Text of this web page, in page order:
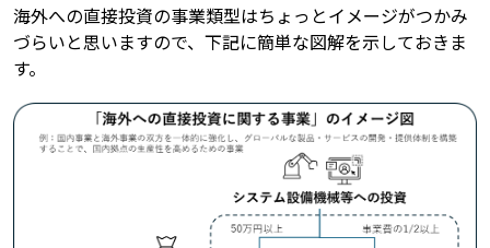
海外への直接投資の事業類型はちょっとイメージがつかみ
づらいと思いますので、下記に簡単な図解を示しておきま
す。